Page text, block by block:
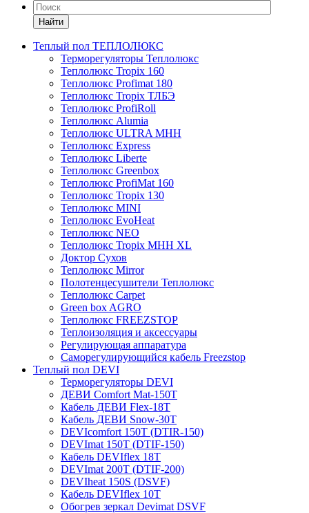
Найти
Теплый пол ТЕПЛОЛЮКС
Терморегуляторы Теплолюкс
Теплолюкс Tropix 160
Теплолюкс Profimat 180
Теплолюкс Tropix ТЛБЭ
Теплолюкс ProfiRoll
Теплолюкс Alumia
Теплолюкс ULTRA МНН
Теплолюкс Express
Теплолюкс Liberte
Теплолюкс Greenbox
Теплолюкс ProfiMat 160
Теплолюкс Tropix 130
Теплолюкс MINI
Теплолюкс EvoHeat
Теплолюкс NEO
Теплолюкс Tropix МНН XL
Доктор Сухов
Теплолюкс Mirror
Полотенцесушители Теплолюкс
Теплолюкс Carpet
Green box AGRO
Теплолюкс FREEZSTOP
Теплоизоляция и аксессуары
Регулирующая аппаратура
Cаморегулирующийся кабель Freezstop
Теплый пол DEVI
Терморегуляторы DEVI
ДЕВИ Comfort Mat-150T
Кабель ДЕВИ Flex-18T
Кабель ДЕВИ Snow-30T
DEVIcomfort 150T (DTIR-150)
DEVImat 150T (DTIF-150)
Кабель DEVIflex 18T
DEVImat 200T (DTIF-200)
DEVIheat 150S (DSVF)
Кабель DEVIflex 10T
Обогрев зеркал Devimat DSVF